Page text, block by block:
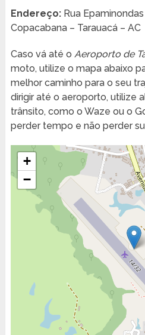
Endereço:Rua
Copacabana – Tarauacá – AC
Caso vá até o Aeroporto de
moto, utilize o mapa abaixo
melhor caminho para o seu
dirigir até o aeroporto, utilize
trânsito, como o Waze ou o
perder tempo e não perder
+
−